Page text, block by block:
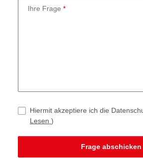
Ihre Frage
Hiermit akzeptiere ich die
Lesen )
Frage abschicken